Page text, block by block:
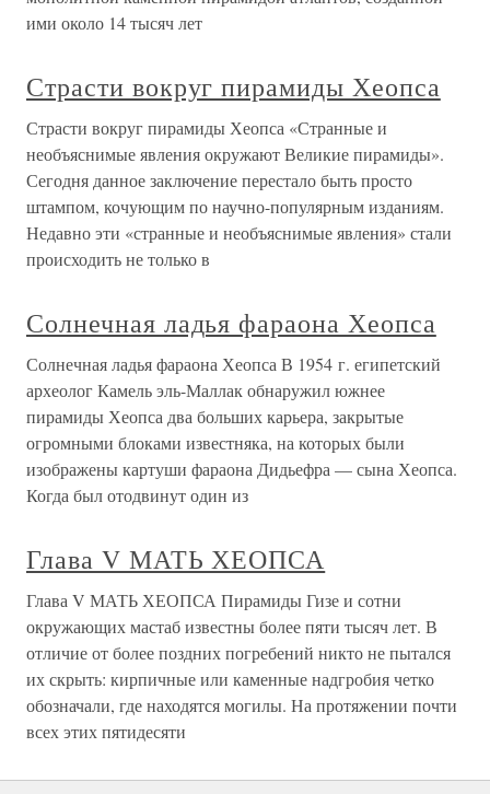
ими около 14 тысяч лет
Страсти вокруг пирамиды Хеопса
Страсти вокруг пирамиды Хеопса «Странные и
необъяснимые явления окружают Великие пирамиды».
Сегодня данное заключение перестало быть просто
штампом, кочующим по научно-популярным изданиям.
Недавно эти «странные и необъяснимые явления» стали
происходить не только в
Солнечная ладья фараона Хеопса
Солнечная ладья фараона Хеопса В 1954 г. египетский
археолог Камель эль-Маллак обнаружил южнее
пирамиды Хеопса два больших карьера, закрытые
огромными блоками известняка, на которых были
изображены картуши фараона Дидьефра — сына Хеопса.
Когда был отодвинут один из
Глава V МАТЬ ХЕОПСА
Глава V МАТЬ ХЕОПСА Пирамиды Гизе и сотни
окружающих мастаб известны более пяти тысяч лет. В
отличие от более поздних погребений никто не пытался
их скрыть: кирпичные или каменные надгробия четко
обозначали, где находятся могилы. На протяжении почти
всех этих пятидесяти